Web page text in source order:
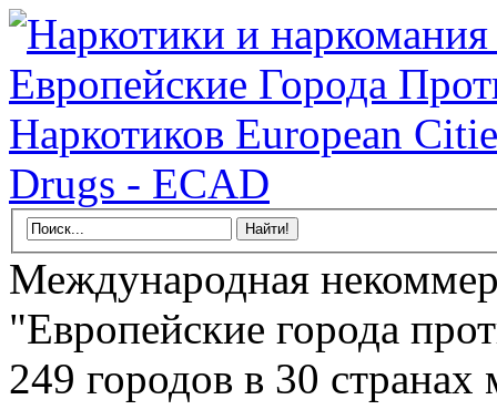
Международная
"Европейские города
249 городов в 30